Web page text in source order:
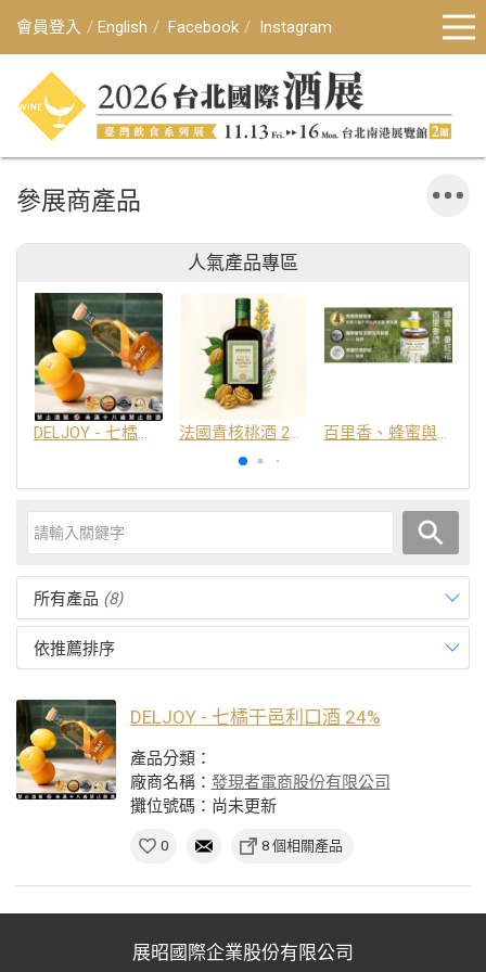
會員登入 English Facebook Instagram
參展商產品
人氣產品專區
DELJOY - 七橘干邑利口酒 24% 法國青核桃酒 25% 百里香、蜂蜜與番紅花酒
所有產品 (8)
依推薦排序
DELJOY - 七橘干邑利口酒 24%
產品分類：
廠商名稱： 發現者電商股份有限公司
攤位號碼：尚未更新
0 8 個相關產品
展昭國際企業股份有限公司